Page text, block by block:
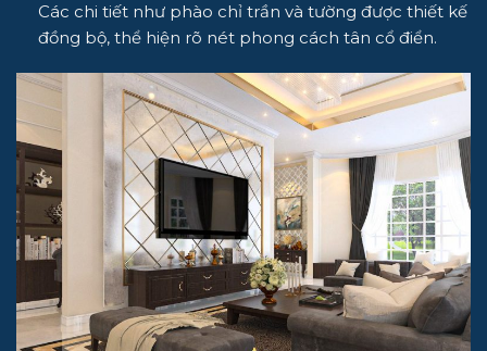
Các chi tiết như phào chỉ trần và tường được thiết kế
đồng bộ, thể hiện rõ nét phong cách tân cổ điển.